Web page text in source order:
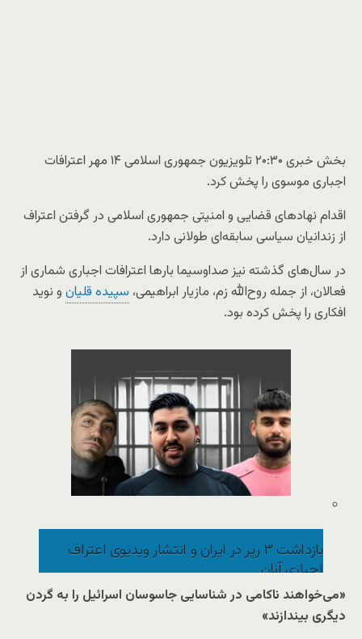
بخش خبری ۲۰:۳۰ تلویزیون جمهوری اسلامی ۱۴ مهر اعترافات
اجباری موسوی را پخش کرد.
اقدام نهادهای قضایی و امنیتی جمهوری اسلامی در گرفتن اعتراف
از زندانیان سیاسی سابقه‌ای طولانی دارد.
در سال‌های گذشته نیز صداوسیما بارها اعترافات اجباری شماری از
فعالان، از جمله روح‌الله زم، مازیار ابراهیمی، سپیده قلیان و نوید
افکاری را پخش کرده بود.
بازداشت ۳ رپر در ایران و انتشار ویدیوی اعتراف
اجباری آنان
«می‌خواهند ناکامی در شناسایی جاسوسان اسرائیل را به گردن
دیگری بیندازند»